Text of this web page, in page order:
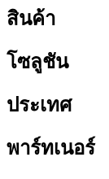
สินค้า​​
โซลูชัน​​
ประเทศ​​
พาร์ทเนอร์​​